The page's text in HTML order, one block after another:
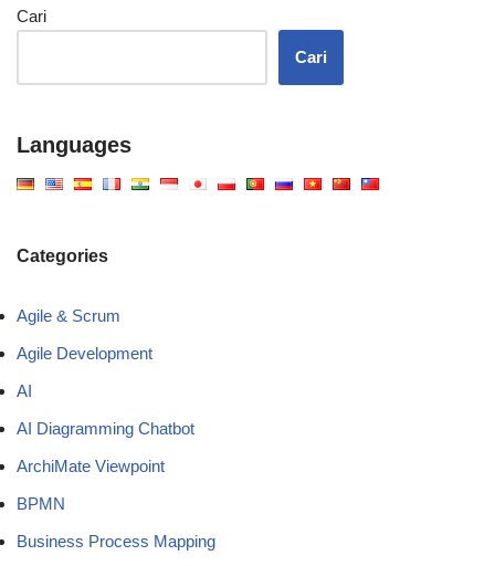
Cari
Cari
Languages
Categories
Agile & Scrum
Agile Development
AI
AI Diagramming Chatbot
ArchiMate Viewpoint
BPMN
Business Process Mapping